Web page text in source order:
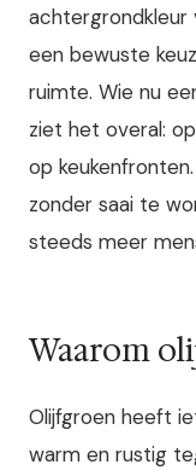
achtergrondkleur
een bewuste
ruimte. Wie nu
ziet het overal:
op
zonder saai te
steeds meer
Waarom
Olijfgroen heeft
warm en rustig